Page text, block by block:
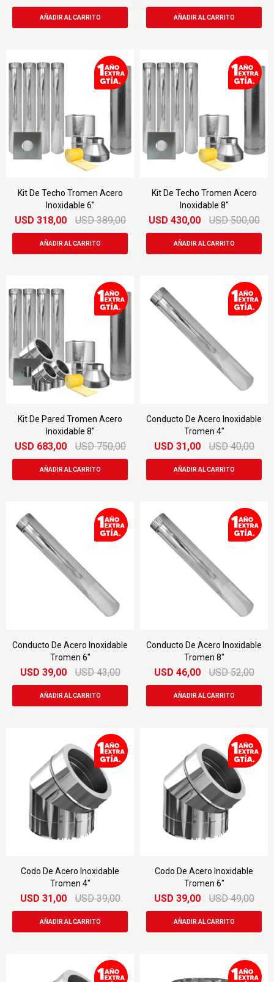
Kit De Techo Tromen Acero
Inoxidable 6"
USD 318,00 USD 389,00
Kit De Techo Tromen Acero
Inoxidable 8"
USD 430,00 USD 500,00
Kit De Pared Tromen Acero
Inoxidable 8"
USD 683,00 USD 750,00
Conducto De Acero Inoxidable
Tromen 4"
USD 31,00 USD 40,00
Conducto De Acero Inoxidable
Tromen 6"
USD 39,00 USD 43,00
Conducto De Acero Inoxidable
Tromen 8"
USD 46,00 USD 52,00
Codo De Acero Inoxidable
Tromen 4"
USD 31,00 USD 39,00
Codo De Acero Inoxidable
Tromen 6"
USD 39,00 USD 49,00